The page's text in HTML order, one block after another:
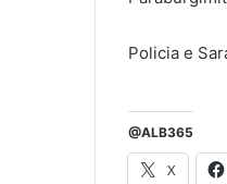
Policia e
@ALB365
X